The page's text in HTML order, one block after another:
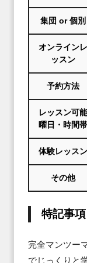
集団 or 個別
オンラインレ
ッスン
予約方法
レッスン可
曜日・時間帯
体験レッスン
その他
特記事項
完全マンツー
でじっくりと